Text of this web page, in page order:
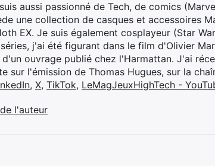
aussi passionné de Tech, de comics
une collection de casques et accessoires
EX. Je suis également cosplayeur (Star
j'ai été figurant dans le film d'Olivier
ouvrage publié chez l'Harmattan. J'ai
sur l'émission de Thomas Hugues, sur la
, X, TikTok, LeMagJeuxHighTech -
l'auteur